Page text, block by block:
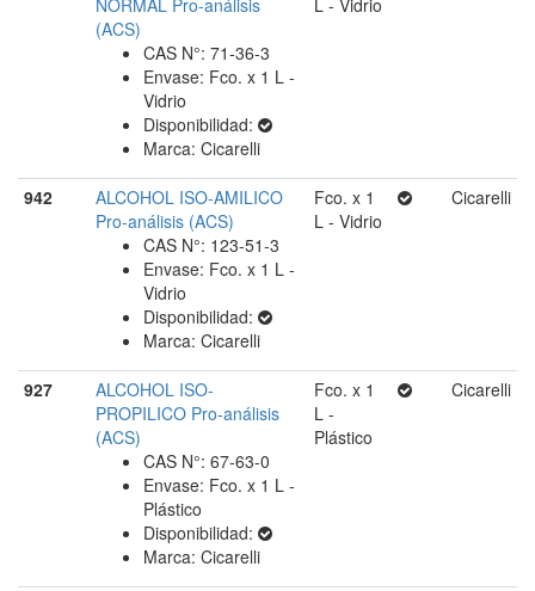
(ACS)
CAS N°: 71-36-3
Envase: Fco. x 1 L -
Vidrio
Disponibilidad:
Marca: Cicarelli
942
ALCOHOL ISO-AMILICO
Pro-análisis (ACS)
CAS N°: 123-51-3
Envase: Fco. x 1 L -
Vidrio
Disponibilidad:
Marca: Cicarelli
Fco. x 1
L - Vidrio
Cicarelli
927
ALCOHOL ISO-
PROPILICO Pro-análisis
(ACS)
CAS N°: 67-63-0
Envase: Fco. x 1 L -
Plástico
Disponibilidad:
Marca: Cicarelli
Fco. x 1
L -
Plástico
Cicarelli